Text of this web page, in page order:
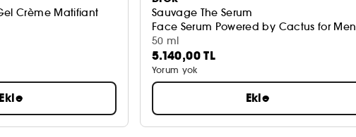
Crème Matifiant
Ekle
Sauvage The Serum
Face Serum Powered by Cactus for Men
50 ml
5.140,00 TL
Yorum yok
Ekle